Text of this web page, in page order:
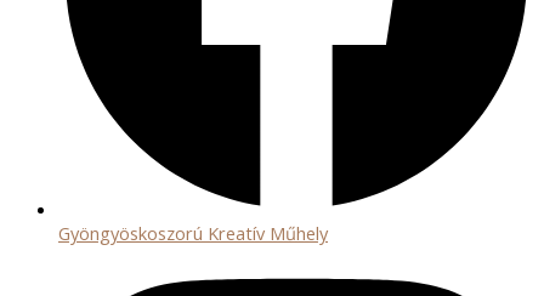
Gyöngyöskoszorú Kreatív Műhely